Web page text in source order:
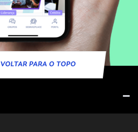
VOLTAR PARA O TOPO